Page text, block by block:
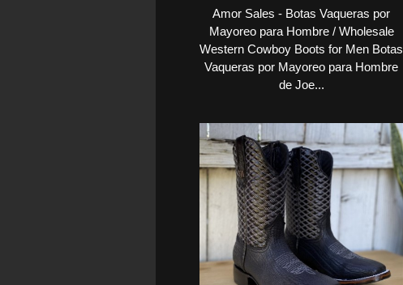
Amor Sales - Botas Vaqueras por
Mayoreo para Hombre / Wholesale
Western Cowboy Boots for Men Botas
Vaqueras por Mayoreo para Hombre
de Joe...